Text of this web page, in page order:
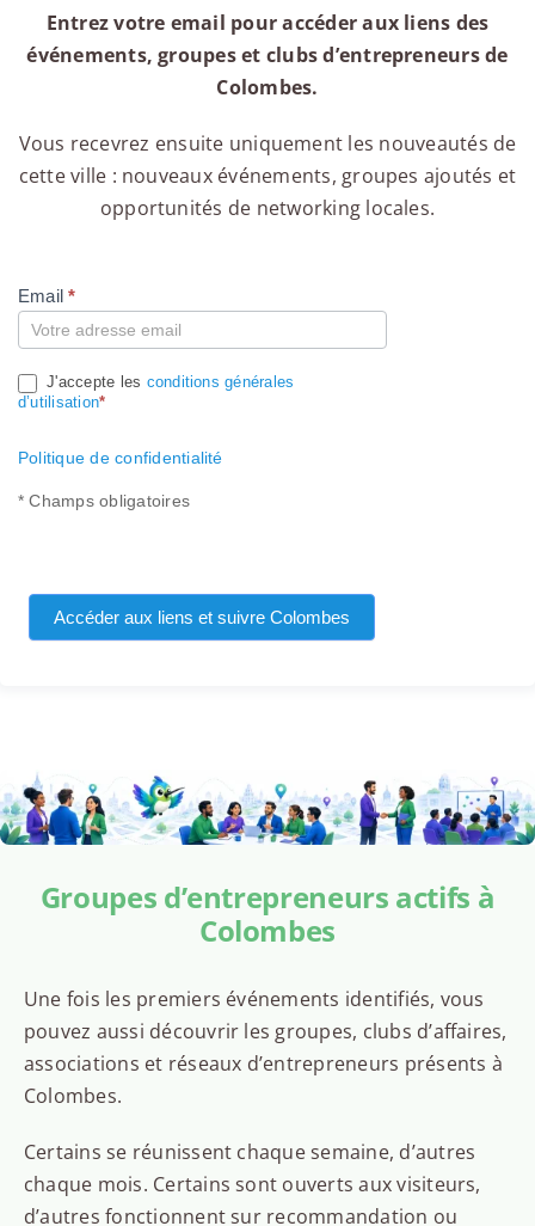
Entrez votre email pour accéder aux liens des
événements, groupes et clubs d’entrepreneurs de
Colombes.
Vous recevrez ensuite uniquement les nouveautés de
cette ville : nouveaux événements, groupes ajoutés et
opportunités de networking locales.
Compte
Email*
J'accepte les conditions générales
d’utilisation*
Politique de confidentialité
* Champs obligatoires
Accéder aux liens et suivre Colombes
Groupes d’entrepreneurs actifs à
Colombes
Une fois les premiers événements identifiés, vous
pouvez aussi découvrir les groupes, clubs d’affaires,
associations et réseaux d’entrepreneurs présents à
Colombes.
Certains se réunissent chaque semaine, d’autres
chaque mois. Certains sont ouverts aux visiteurs,
d’autres fonctionnent sur recommandation ou